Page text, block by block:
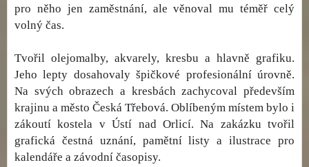
pro něho jen zaměstnání, ale věnoval mu téměř celý
volný čas.
Tvořil olejomalby, akvarely, kresbu a hlavně grafiku.
Jeho lepty dosahovaly špičkové profesionální úrovně.
Na svých obrazech a kresbách zachycoval především
krajinu a město Česká Třebová. Oblíbeným místem bylo i
zákoutí kostela v Ústí nad Orlicí. Na zakázku tvořil
grafická čestná uznání, pamětní listy a ilustrace pro
kalendáře a závodní časopisy.